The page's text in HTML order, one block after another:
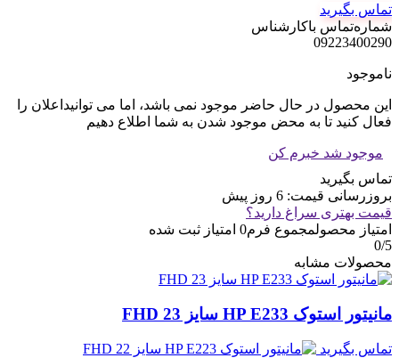
تماس بگیرید
شماره‌تماس‌ با‌کارشناس
09223400290
ناموجود
این محصول در حال حاضر موجود نمی باشد، اما می توانیداعلان را
فعال کنید تا به محض موجود شدن به شما اطلاع دهیم
موجود شد خبرم کن
تماس بگیرید
بروزرسانی قیمت: 6 روز پیش
قیمت بهتری سراغ دارید؟
امتیاز محصولمجموع فرم0 امتیاز ثبت شده
0/5
محصولات مشابه
مانیتور استوک HP E233 سایز 23 FHD
تماس بگیرید